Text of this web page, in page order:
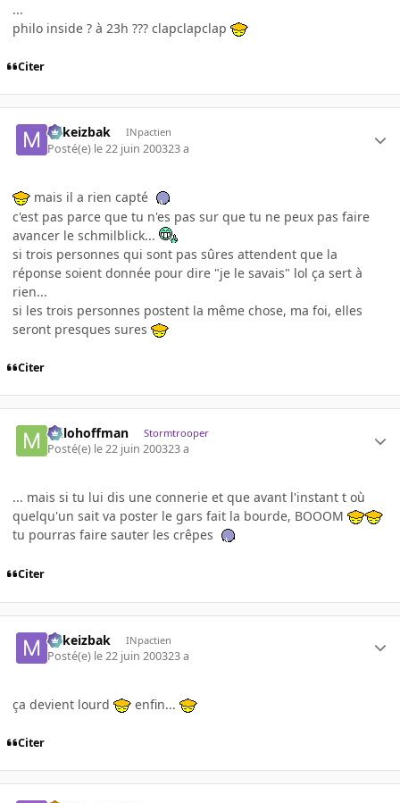
...
philo inside ? à 23h ??? clapclapclap
Citer
Mikeizbak INpactien
Posté(e) le 22 juin 200323 a
mais il a rien capté
c'est pas parce que tu n'es pas sur que tu ne peux pas faire
avancer le schmilblick...
si trois personnes qui sont pas sûres attendent que la
réponse soient donnée pour dire "je le savais" lol ça sert à
rien...
si les trois personnes postent la même chose, ma foi, elles
seront presques sures
Citer
milohoffman Stormtrooper
Posté(e) le 22 juin 200323 a
... mais si tu lui dis une connerie et que avant l'instant t où
quelqu'un sait va poster le gars fait la bourde, BOOOM
tu pourras faire sauter les crêpes
Citer
Mikeizbak INpactien
Posté(e) le 22 juin 200323 a
ça devient lourd enfin...
Citer